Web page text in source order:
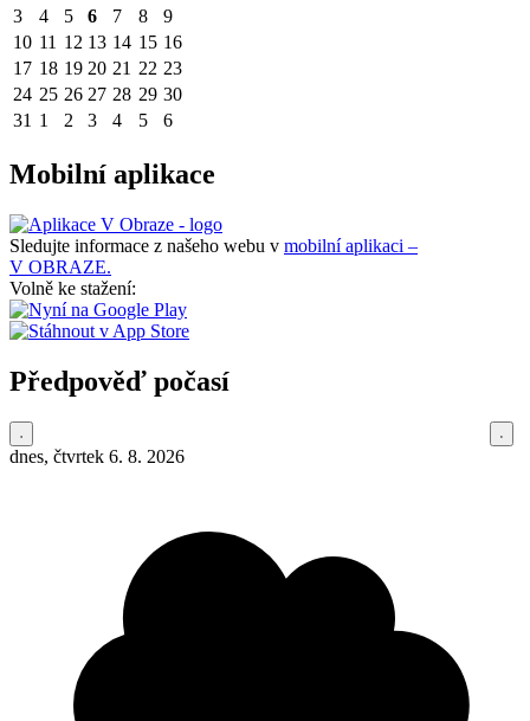
3 4 5 6 7 8
9
10 11 12 13 14 15 16
17 18 19 20 21 22 23
24 25 26 27 28 29 30
31 1 2 3 4 5 6
Mobilní aplikace
Sledujte informace z našeho webu v mobilní aplikaci –
V OBRAZE.
Volně ke stažení:
Předpověď počasí
dnes, čtvrtek 6. 8. 2026